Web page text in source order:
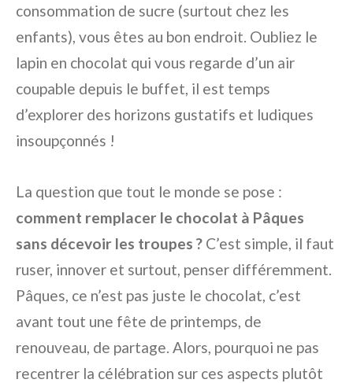
consommation de sucre (surtout chez les
enfants), vous êtes au bon endroit. Oubliez le
lapin en chocolat qui vous regarde d’un air
coupable depuis le buffet, il est temps
d’explorer des horizons gustatifs et ludiques
insoupçonnés !
La question que tout le monde se pose :
comment remplacer le chocolat à Pâques
sans décevoir les troupes ? C’est simple, il faut
ruser, innover et surtout, penser différemment.
Pâques, ce n’est pas juste le chocolat, c’est
avant tout une fête de printemps, de
renouveau, de partage. Alors, pourquoi ne pas
recentrer la célébration sur ces aspects plutôt